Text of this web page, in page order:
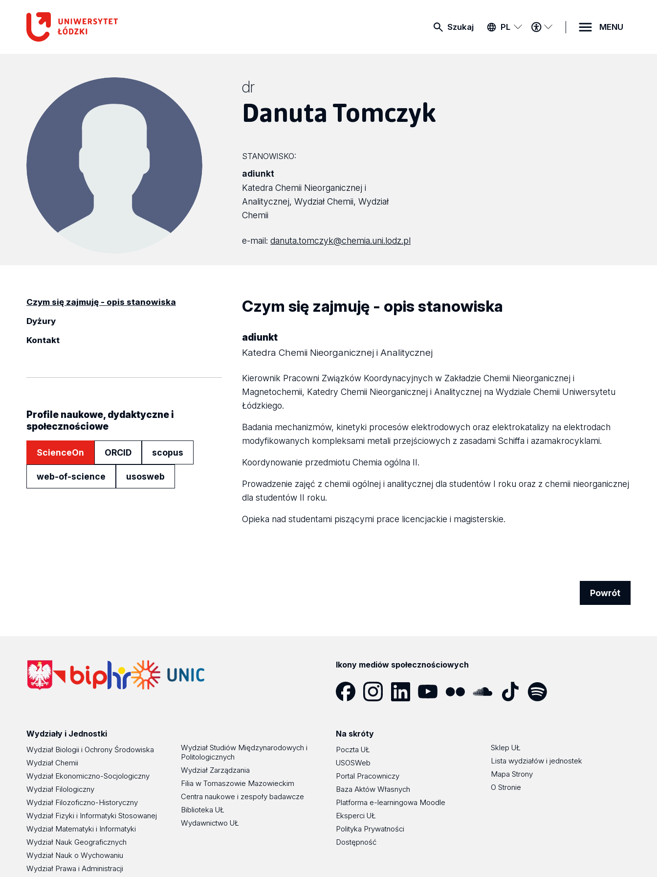
Szukaj PL
MENU
DOSTĘPNOŚCI
MENU
dr
Danuta Tomczyk
STANOWISKO:
adiunkt
Katedra Chemii Nieorganicznej i
Analitycznej, Wydział Chemii, Wydział
Chemii
e-mail:danuta.tomczyk@chemia.uni.lodz.pl
Czym się zajmuję - opis stanowiska
Dyżury
Kontakt
Profile naukowe, dydaktyczne i
społecznościowe
ScienceOn ORCID scopus
web-of-science usosweb
Czym się zajmuję - opis stanowiska
adiunkt
Katedra Chemii Nieorganicznej i Analitycznej
Kierownik Pracowni Związków Koordynacyjnych w Zakładzie Chemii Nieorganicznej i
Magnetochemii, Katedry Chemii Nieorganicznej i Analitycznej na Wydziale Chemii Uniwersytetu
Łódzkiego.
Badania mechanizmów, kinetyki procesów elektrodowych oraz elektrokatalizy na elektrodach
modyfikowanych kompleksami metali przejściowych z zasadami Schiffa i azamakrocyklami.
Koordynowanie przedmiotu Chemia ogólna II.
Prowadzenie zajęć z chemii ogólnej i analitycznej dla studentów I roku oraz z chemii nieorganicznej
dla studentów II roku.
Opieka nad studentami piszącymi prace licencjackie i magisterskie.
Powrót
Ikony mediów społecznościowych
Wydziały i Jednostki
Wydział Biologii i Ochrony Środowiska
Wydział Chemii
Wydział Ekonomiczno-Socjologiczny
Wydział Filologiczny
Wydział Filozoficzno-Historyczny
Wydział Fizyki i Informatyki Stosowanej
Wydział Matematyki i Informatyki
Wydział Nauk Geograficznych
Wydział Nauk o Wychowaniu
Wydział Prawa i Administracji
Wydział Studiów Międzynarodowych i
Politologicznych
Wydział Zarządzania
Filia w Tomaszowie Mazowieckim
Centra naukowe i zespoły badawcze
Biblioteka UŁ
Wydawnictwo UŁ
Na skróty
Poczta UŁ
USOSWeb
Portal Pracowniczy
Baza Aktów Własnych
Platforma e-learningowa Moodle
Eksperci UŁ
Polityka Prywatności
Dostępność
Sklep UŁ
Lista wydziałów i jednostek
Mapa Strony
O Stronie